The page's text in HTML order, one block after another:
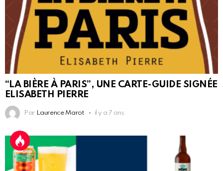
“LA BIÈRE À PARIS”, UNE CARTE-GUIDE SIGNÉE
ELISABETH PIERRE
Par Laurence Marot il y a 7 ans